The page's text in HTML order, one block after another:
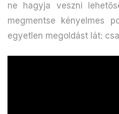
ne hagyja veszni
megmentse kényelmes
egyetlen megoldást lát: